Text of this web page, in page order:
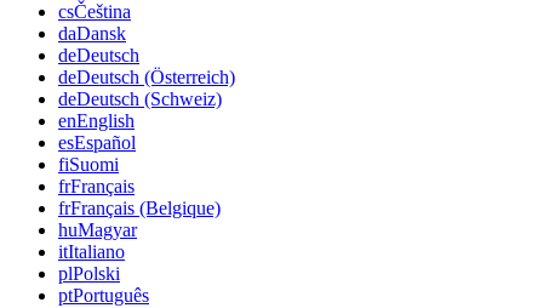
csČeština
daDansk
deDeutsch
deDeutsch (Österreich)
deDeutsch (Schweiz)
enEnglish
esEspañol
fiSuomi
frFrançais
frFrançais (Belgique)
huMagyar
itItaliano
plPolski
ptPortuguês